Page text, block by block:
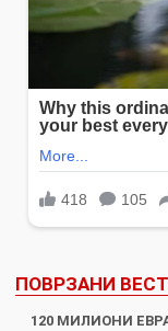
ПОВРЗАНИ
120 МИЛИОНИ